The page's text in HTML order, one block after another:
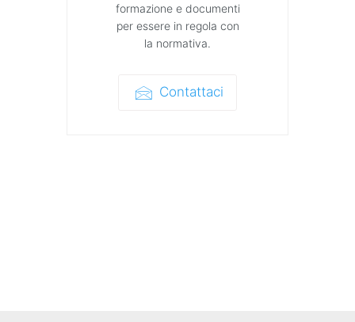
formazione e documenti
per essere in regola con
la normativa.
Contattaci